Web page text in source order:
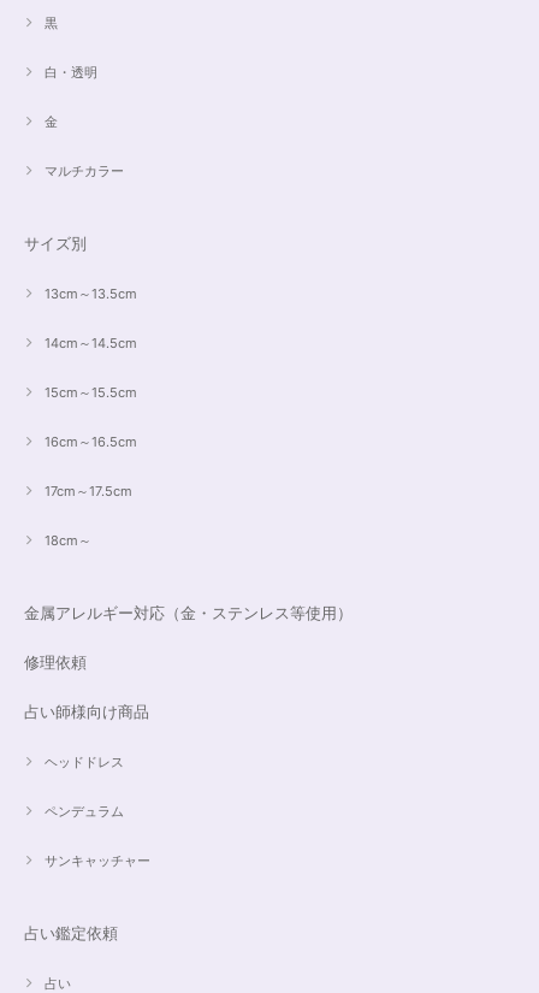
黒
白・透明
金
マルチカラー
サイズ別
13cm～13.5cm
14cm～14.5cm
15cm～15.5cm
16cm～16.5cm
17cm～17.5cm
18cm～
金属アレルギー対応（金・ステンレス等使用）
修理依頼
占い師様向け商品
ヘッドドレス
ペンデュラム
サンキャッチャー
占い鑑定依頼
占い